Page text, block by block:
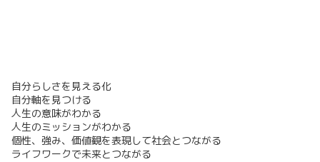
自分らしさを見える化
自分軸を見つける
人生の意味がわかる
人生のミッションがわかる
個性、強み、価値観を表現して社会とつながる
ライフワークで未来とつながる